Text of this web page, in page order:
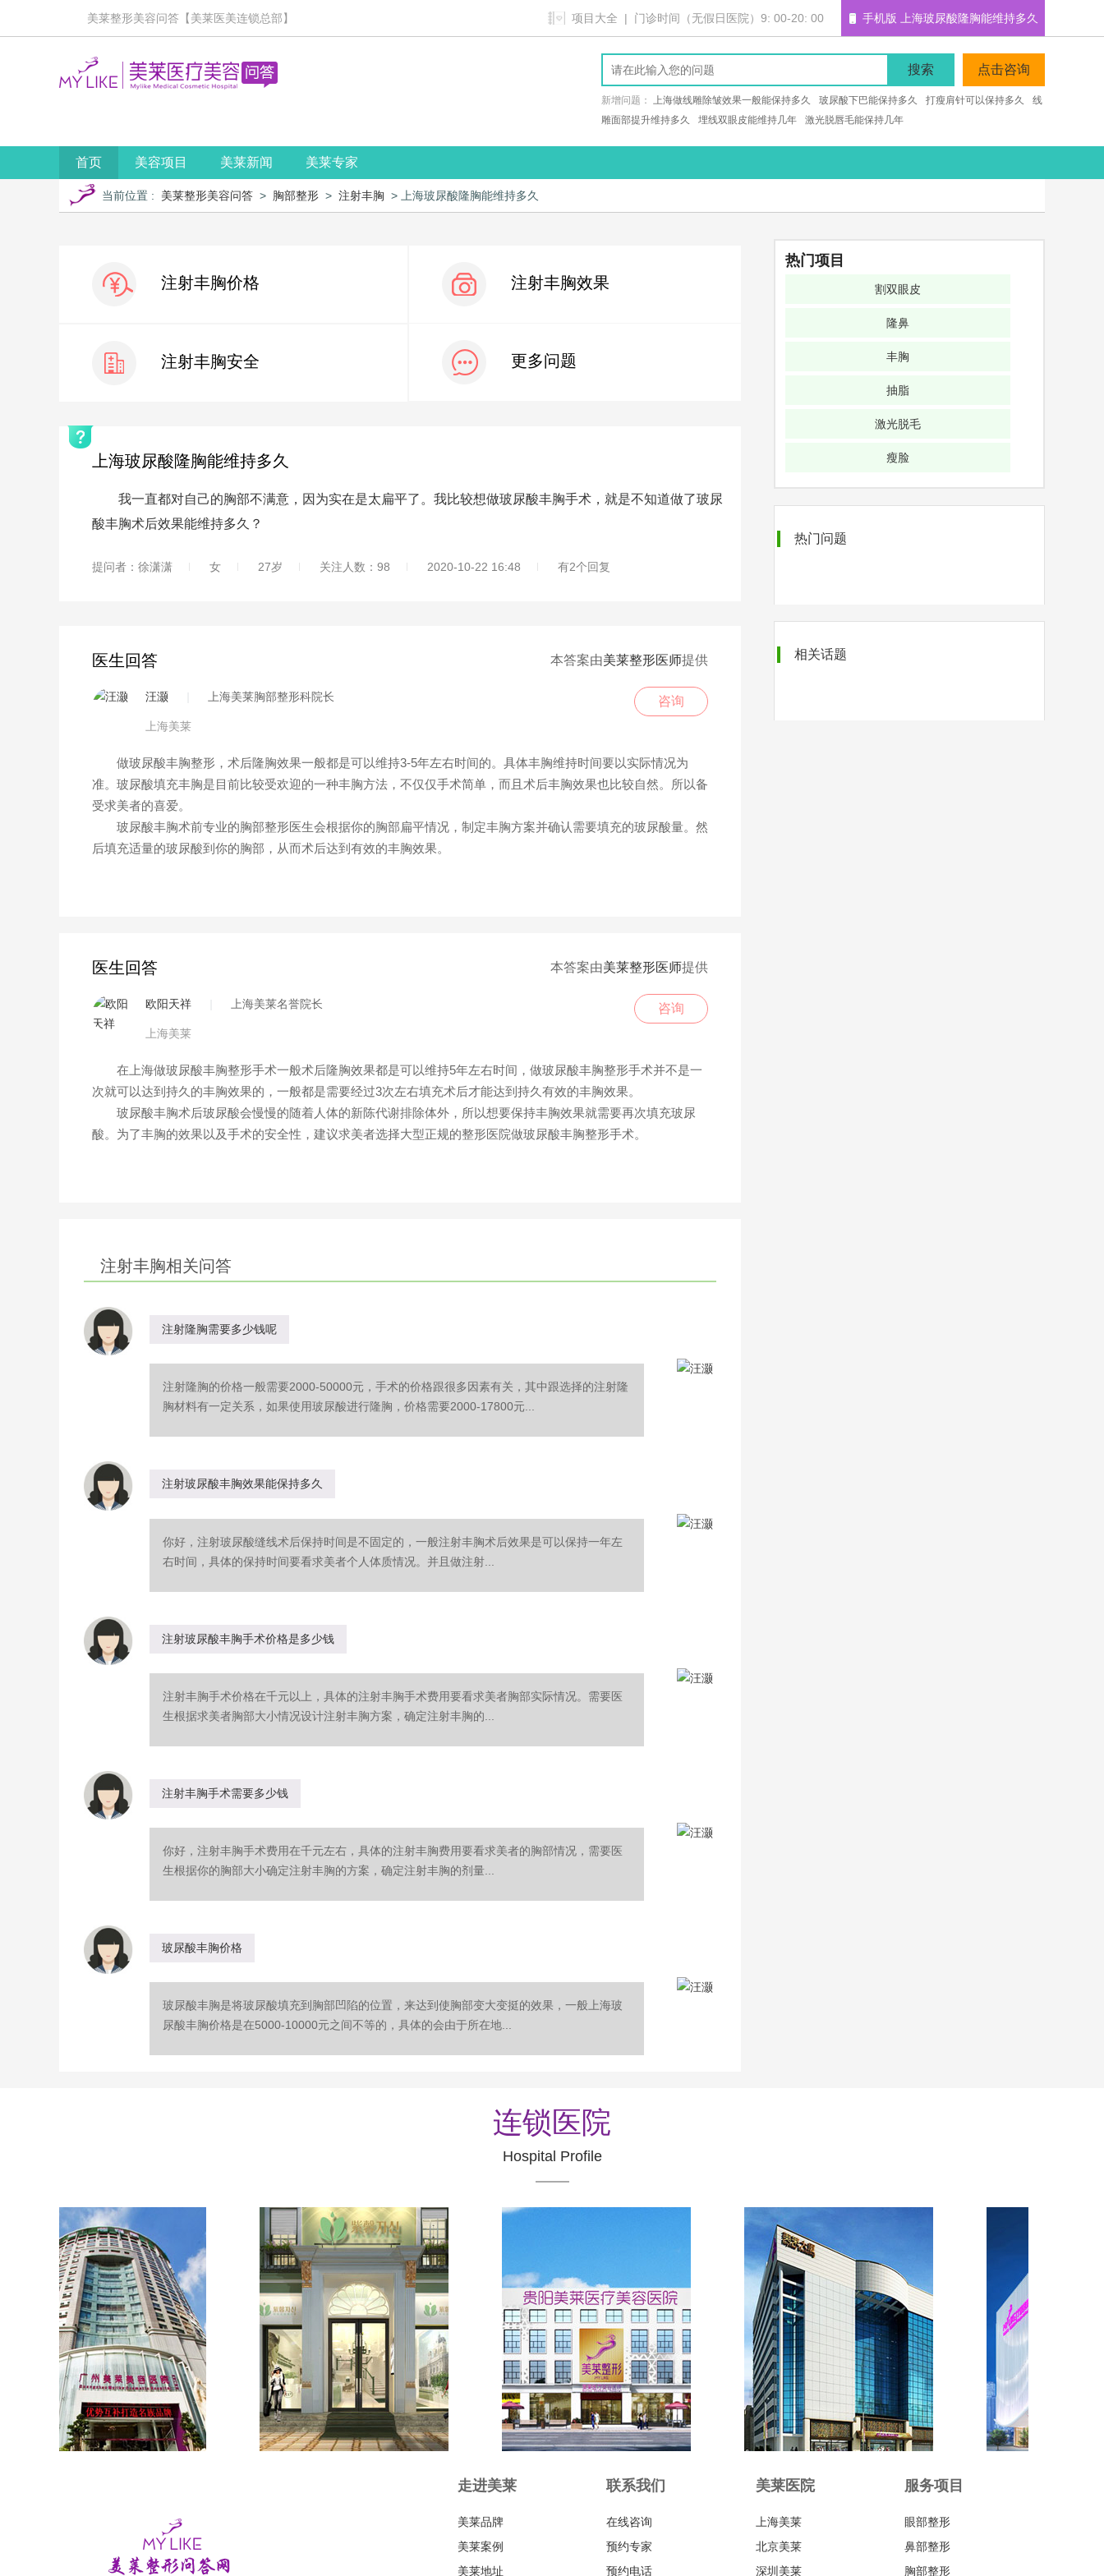
美莱整形美容问答【美莱医美连锁总部】 手机版 上海玻尿酸隆胸能维持多久
项目大全 | 门诊时间（无假日医院）9: 00-20: 00
搜索 点击咨询
新增问题： 上海做线雕除皱效果一般能保持多久 玻尿酸下巴能保持多久 打瘦肩针可以保持多久
线
雕面部提升维持多久
埋线双眼皮能维持几年 激光脱唇毛能保持几年
首页 美容项目 美莱新闻 美莱专家
当前位置 : 美莱整形美容问答 > 胸部整形 > 注射丰胸 > 上海玻尿酸隆胸能维持多久
注射丰胸价格 注射丰胸效果
注射丰胸安全 更多问题
上海玻尿酸隆胸能维持多久
我一直都对自己的胸部不满意，因为实在是太扁平了。我比较想做玻尿酸丰胸手术，就是不知道做了玻尿
酸丰胸术后效果能维持多久？
提问者：徐潇潇 女 27岁 关注人数：98 2020-10-22 16:48 有2个回复
医生回答 本答案由美莱整形医师提供
汪灏 上海美莱胸部整形科院长
上海美莱
咨询
做玻尿酸丰胸整形，术后隆胸效果一般都是可以维持3-5年左右时间的。具体丰胸维持时间要以实际情况为
准。玻尿酸填充丰胸是目前比较受欢迎的一种丰胸方法，不仅仅手术简单，而且术后丰胸效果也比较自然。所以备
受求美者的喜爱。
玻尿酸丰胸术前专业的胸部整形医生会根据你的胸部扁平情况，制定丰胸方案并确认需要填充的玻尿酸量。然
后填充适量的玻尿酸到你的胸部，从而术后达到有效的丰胸效果。
医生回答 本答案由美莱整形医师提供
欧阳天祥 上海美莱名誉院长
上海美莱
咨询
在上海做玻尿酸丰胸整形手术一般术后隆胸效果都是可以维持5年左右时间，做玻尿酸丰胸整形手术并不是一
次就可以达到持久的丰胸效果的，一般都是需要经过3次左右填充术后才能达到持久有效的丰胸效果。
玻尿酸丰胸术后玻尿酸会慢慢的随着人体的新陈代谢排除体外，所以想要保持丰胸效果就需要再次填充玻尿
酸。为了丰胸的效果以及手术的安全性，建议求美者选择大型正规的整形医院做玻尿酸丰胸整形手术。
热门项目
割双眼皮
隆鼻
丰胸
抽脂
激光脱毛
瘦脸
热门问题
相关话题
注射丰胸相关问答
注射隆胸需要多少钱呢
注射隆胸的价格一般需要2000-50000元，手术的价格跟很多因素有关，其中跟选择的注射隆
胸材料有一定关系，如果使用玻尿酸进行隆胸，价格需要2000-17800元...
注射玻尿酸丰胸效果能保持多久
你好，注射玻尿酸缝线术后保持时间是不固定的，一般注射丰胸术后效果是可以保持一年左
右时间，具体的保持时间要看求美者个人体质情况。并且做注射...
注射玻尿酸丰胸手术价格是多少钱
注射丰胸手术价格在千元以上，具体的注射丰胸手术费用要看求美者胸部实际情况。需要医
生根据求美者胸部大小情况设计注射丰胸方案，确定注射丰胸的...
注射丰胸手术需要多少钱
你好，注射丰胸手术费用在千元左右，具体的注射丰胸费用要看求美者的胸部情况，需要医
生根据你的胸部大小确定注射丰胸的方案，确定注射丰胸的剂量...
玻尿酸丰胸价格
玻尿酸丰胸是将玻尿酸填充到胸部凹陷的位置，来达到使胸部变大变挺的效果，一般上海玻
尿酸丰胸价格是在5000-10000元之间不等的，具体的会由于所在地...
连锁医院
Hospital Profile
走进美莱
美莱品牌
美莱案例
美莱地址
联系我们
在线咨询
预约专家
预约电话
美莱医院
上海美莱
北京美莱
深圳美莱
服务项目
眼部整形
鼻部整形
胸部整形